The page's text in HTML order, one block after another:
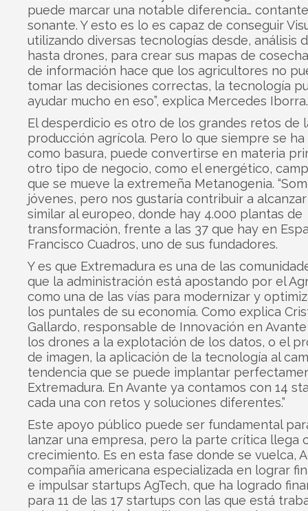
puede marcar una notable diferencia…
sonante. Y esto es lo es capaz de conseguir
utilizando diversas tecnologías desde, análisis
hasta drones, para crear sus mapas de
de información hace que los agricultores no
tomar las decisiones correctas, la tecnología
ayudar mucho en eso”, explica Mercedes Iborra.
El desperdicio es otro de los grandes retos de
producción agrícola. Pero lo que siempre se
como basura, puede convertirse en materia
otro tipo de negocio, como el energético,
que se mueve la extremeña Metanogenia.
jóvenes, pero nos gustaría contribuir a
similar al europeo, donde hay 4.000 plantas de
transformación, frente a las 37 que hay en
Francisco Cuadros, uno de sus fundadores.
Y es que Extremadura es una de las
que la administración está apostando por el
como una de las vías para modernizar y
los puntales de su economía. Como explica
Gallardo, responsable de Innovación en Avante
los drones a la explotación de los datos, o el
de imagen, la aplicación de la tecnología al
tendencia que se puede implantar
Extremadura. En Avante ya contamos con 14
cada una con retos y soluciones diferentes.”
Este apoyo público puede ser fundamental
lanzar una empresa, pero la parte crítica llega
crecimiento. Es en esta fase donde se vuelca,
compañía americana especializada en lograr
e impulsar startups AgTech, que ha logrado
para 11 de las 17 startups con las que está